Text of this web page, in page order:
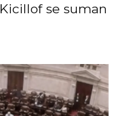
Kicillof se suman